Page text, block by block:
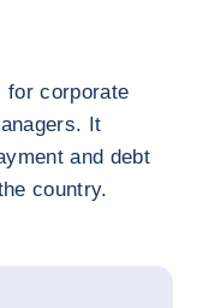
for corporate
It
and debt
country.